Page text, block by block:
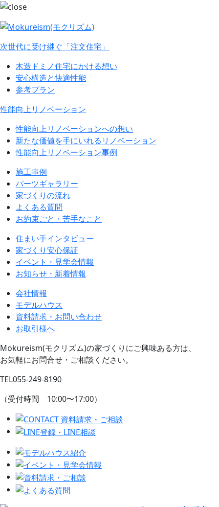
次世代に受け継ぐ「注文住宅」
木造ドミノ住宅にかける想い
安心構造と快適性能
参考プラン
性能向上リノベーション
性能向上リノベーションへの想い
新たな価値を手にいれるリノベーション
性能向上リノベーション事例
施工事例
パーツギャラリー
家づくりの流れ
よくある質問
お約束ごと・苦手なこと
住まい手インタビュー
家づくり安心保証
イベント・見学会情報
お知らせ・新着情報
会社情報
モデルハウス
資料請求・お問い合わせ
お取引様へ
Mokureism(モクリズム)の家づくりにご興味ある方は、
お気軽にお問合せ・ご相談ください。
TEL055-249-8190
（受付時間 10:00〜17:00）